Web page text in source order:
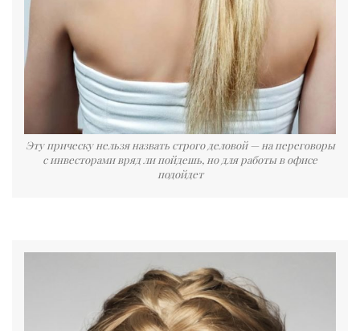
Эту прическу нельзя назвать строго деловой — на переговоры
с инвесторами вряд ли пойдешь, но для работы в офисе
подойдет